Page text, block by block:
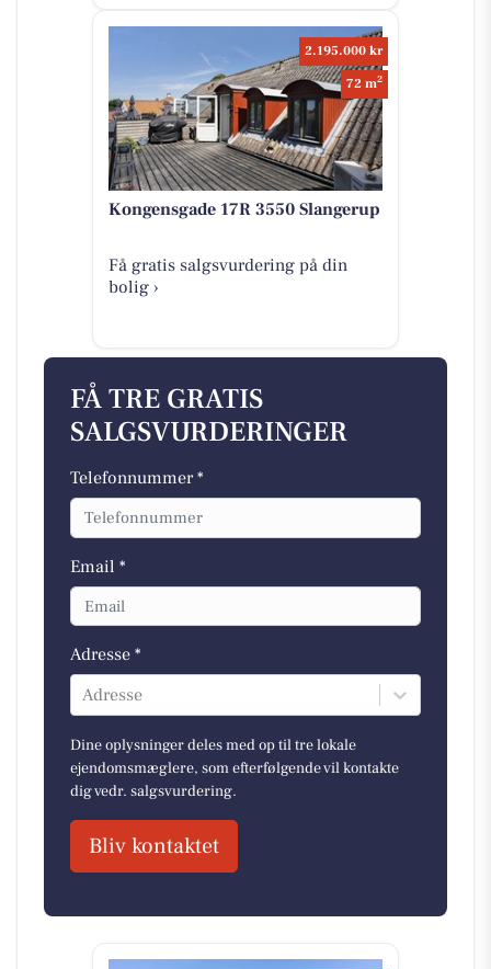
2.195.000 kr
72 m2
Kongensgade 17R 3550 Slangerup
Få gratis salgsvurdering på din
bolig ›
FÅ TRE GRATIS
SALGSVURDERINGER
Telefonnummer *
Email *
Adresse *
Adresse
Dine oplysninger deles med op til tre lokale
ejendomsmæglere, som efterfølgende vil kontakte
dig vedr. salgsvurdering.
Bliv kontaktet